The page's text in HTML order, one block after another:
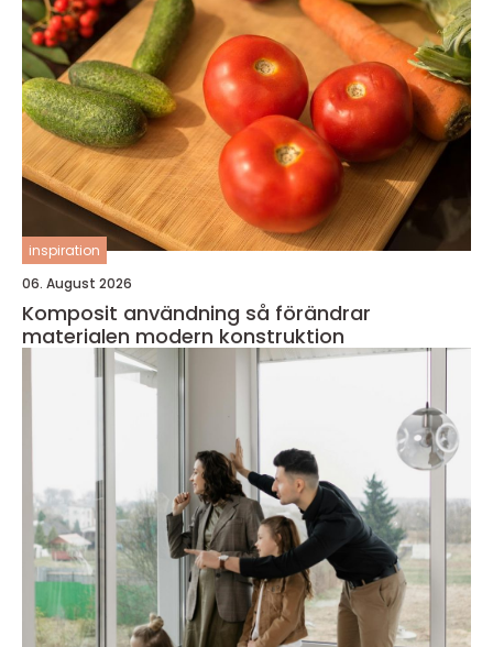
inspiration
06. August 2026
Komposit användning så förändrar
materialen modern konstruktion